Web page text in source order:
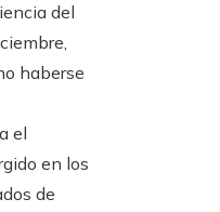
del
haberse
el
en los
de